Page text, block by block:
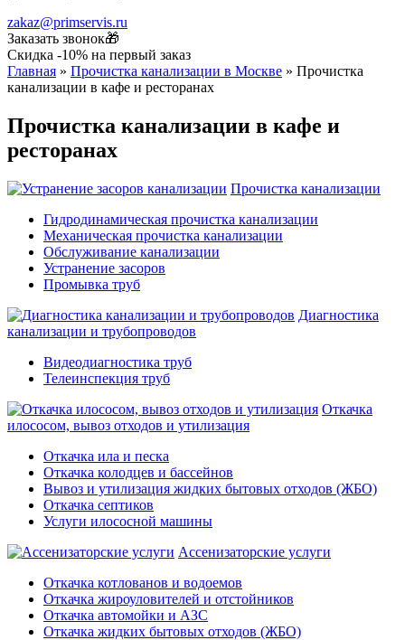
zakaz@primservis.ru
Заказать звонок🎁
Скидка -10% на первый заказ
Главная » Прочистка канализации в Москве » Прочистка
канализации в кафе и ресторанах
Прочистка канализации в кафе и
ресторанах
Прочистка канализации
Гидродинамическая прочистка канализации
Механическая прочистка канализации
Обслуживание канализации
Устранение засоров
Промывка труб
Диагностика
канализации и трубопроводов
Видеодиагностика труб
Телеинспекция труб
Откачка
илососом, вывоз отходов и утилизация
Откачка ила и песка
Откачка колодцев и бассейнов
Вывоз и утилизация жидких бытовых отходов (ЖБО)
Откачка септиков
Услуги илососной машины
Ассенизаторские услуги
Откачка котлованов и водоемов
Откачка жироуловителей и отстойников
Откачка автомойки и АЗС
Откачка жидких бытовых отходов (ЖБО)